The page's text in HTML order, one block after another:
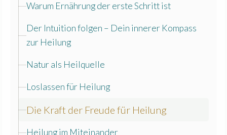
Warum Ernährung der erste Schritt ist
Der Intuition folgen – Dein innerer Kompass
zur Heilung
Natur als Heilquelle
Loslassen für Heilung
Die Kraft der Freude für Heilung
Heilung im Miteinander